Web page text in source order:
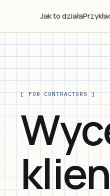
Jak to działa
[ FOR CONTRACTORS ]